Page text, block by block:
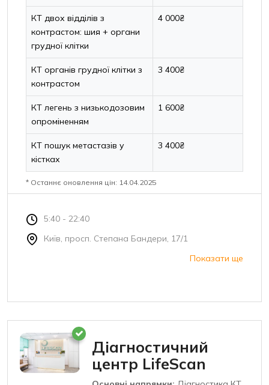
КТ двох відділів з
контрастом: шия + органи
грудної клітки
4 000₴
КТ органів грудної клітки з
контрастом
3 400₴
КТ легень з низькодозовим
опроміненням
1 600₴
КТ пошук метастазів у
кістках
3 400₴
* Останнє оновлення цін: 14.04.2025
5:40 - 22:40
Київ, просп. Степана Бандери, 17/1
Показати ще
Діагностичний
центр LifeScan